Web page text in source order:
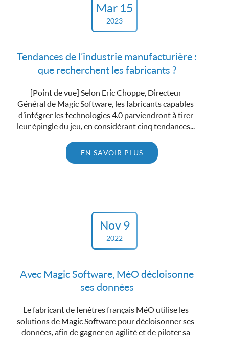
Mar 15
2023
Tendances de l’industrie manufacturière :
que recherchent les fabricants ?
[Point de vue] Selon Eric Choppe, Directeur
Général de Magic Software, les fabricants capables
d’intégrer les technologies 4.0 parviendront à tirer
leur épingle du jeu, en considérant cinq tendances...
EN SAVOIR PLUS
Nov 9
2022
Avec Magic Software, MéO décloisonne
ses données
Le fabricant de fenêtres français MéO utilise les
solutions de Magic Software pour décloisonner ses
données, afin de gagner en agilité et de piloter sa